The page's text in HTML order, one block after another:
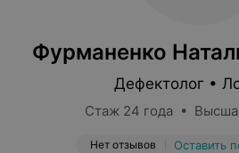
Фурманенко
Дефектолог •
Стаж 24 года •
Нет отзывов Оставить